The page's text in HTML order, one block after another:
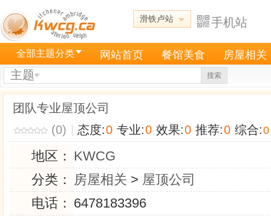
滑铁卢站 手机站
全部主题分类 网站首页 餐馆美食 房屋相关
主题 搜索
团队专业屋顶公司
(0)
态度:0 专业:0 效果:0 推荐:0 综合:0
地区： KWCG
分类： 房屋相关 > 屋顶公司
电话： 6478183396